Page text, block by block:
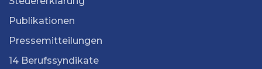
Publikationen
Pressemitteilungen
14 Berufssyndikate